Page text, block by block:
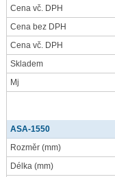
Cena vč. DPH
Cena bez DPH
Cena vč. DPH
Skladem
Mj
ASA-1550
Rozměr (mm)
Délka (mm)